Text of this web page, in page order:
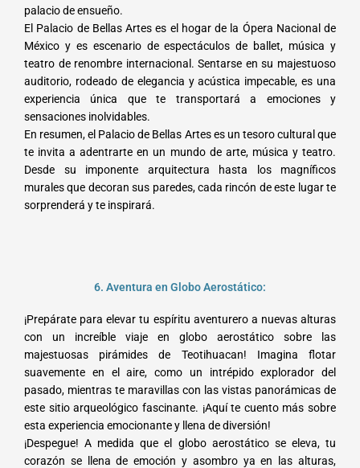
palacio de ensueño.
El Palacio de Bellas Artes es el hogar de la Ópera Nacional de
México y es escenario de espectáculos de ballet, música y
teatro de renombre internacional. Sentarse en su majestuoso
auditorio, rodeado de elegancia y acústica impecable, es una
experiencia única que te transportará a emociones y
sensaciones inolvidables.
En resumen, el Palacio de Bellas Artes es un tesoro cultural que
te invita a adentrarte en un mundo de arte, música y teatro.
Desde su imponente arquitectura hasta los magníficos
murales que decoran sus paredes, cada rincón de este lugar te
sorprenderá y te inspirará.
6. Aventura en Globo Aerostático:
¡Prepárate para elevar tu espíritu aventurero a nuevas alturas
con un increíble viaje en globo aerostático sobre las
majestuosas pirámides de Teotihuacan! Imagina flotar
suavemente en el aire, como un intrépido explorador del
pasado, mientras te maravillas con las vistas panorámicas de
este sitio arqueológico fascinante. ¡Aquí te cuento más sobre
esta experiencia emocionante y llena de diversión!
¡Despegue! A medida que el globo aerostático se eleva, tu
corazón se llena de emoción y asombro ya en las alturas,